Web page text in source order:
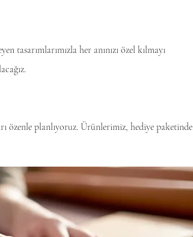
tasarımlarımızla her anınızı özel kılmayı
özenle planlıyoruz. Ürünlerimiz, hediye paketinde